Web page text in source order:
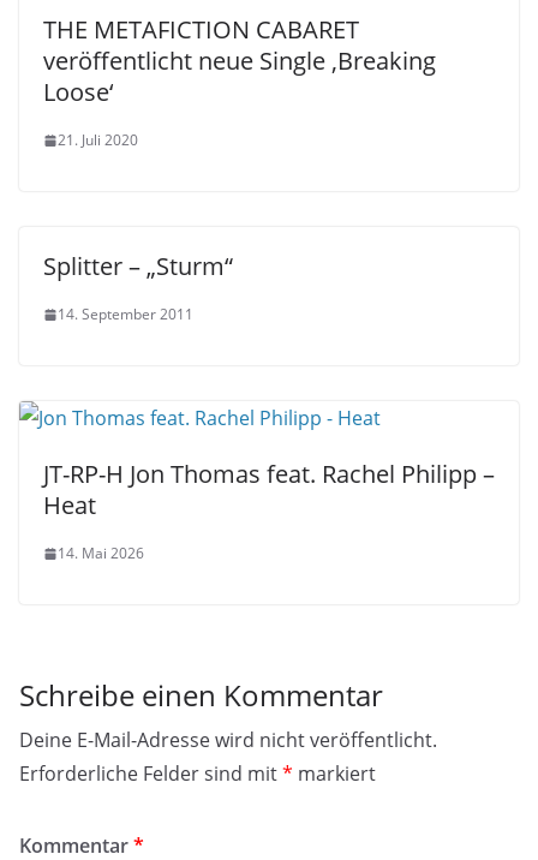
THE METAFICTION CABARET
veröffentlicht neue Single ‚Breaking
Loose‘
21. Juli 2020
Splitter – „Sturm“
14. September 2011
JT-RP-H Jon Thomas feat. Rachel Philipp –
Heat
14. Mai 2026
Schreibe einen Kommentar
Deine E-Mail-Adresse wird nicht veröffentlicht.
Erforderliche Felder sind mit* markiert
Kommentar*